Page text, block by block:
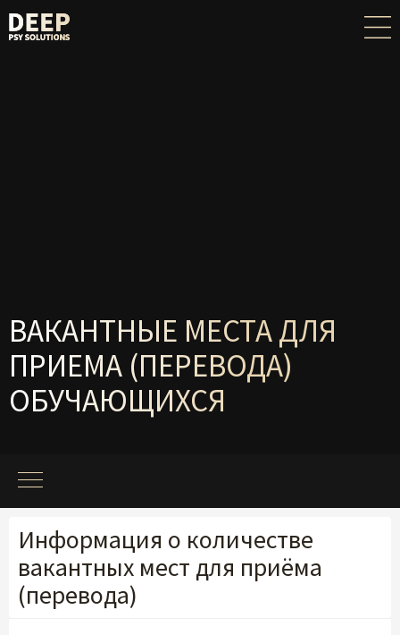
ВАКАНТНЫЕ МЕСТА ДЛЯ
ПРИЕМА (ПЕРЕВОДА)
ОБУЧАЮЩИХСЯ
Информация о количестве
вакантных мест для приёма
(перевода)